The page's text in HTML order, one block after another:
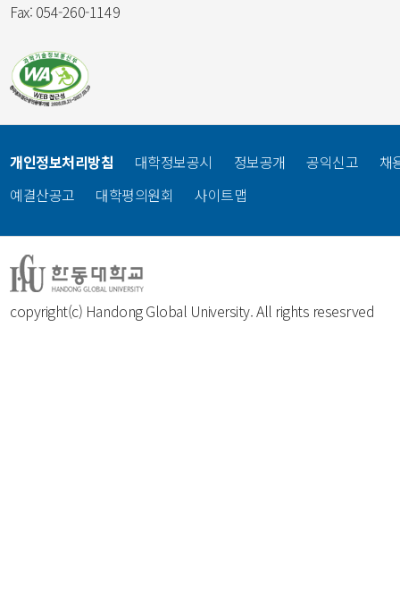
Fax: 054-260-1149
copyright(c) Handong Global University. All rights resesrved
개인정보처리방침 대학정보공시 정보공개 공익신고
채
예결산공고
대학평의원회 사이트맵